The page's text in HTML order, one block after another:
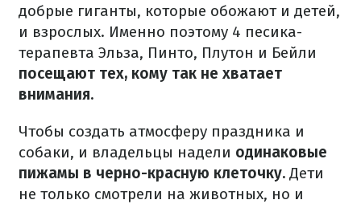
добрые гиганты, которые обожают и детей,
и взрослых. Именно поэтому 4 песика-
терапевта Эльза, Пинто, Плутон и Бейли
посещают тех, кому так не хватает
внимания.
Чтобы создать атмосферу праздника и
собаки, и владельцы надели одинаковые
пижамы в черно-красную клеточку. Дети
не только смотрели на животных, но и